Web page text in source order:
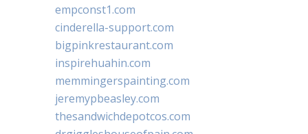
empconst1.com
cinderella-support.com
bigpinkrestaurant.com
inspirehuahin.com
memmingerspainting.com
jeremypbeasley.com
thesandwichdepotcos.com